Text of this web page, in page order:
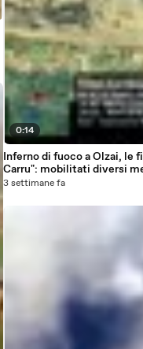
0:14
Inferno di fuoco a Olzai, le
Carru": mobilitati diversi
3 settimane fa